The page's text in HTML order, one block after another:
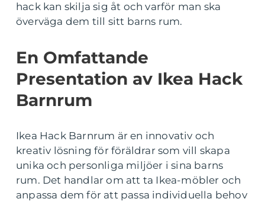
hack kan skilja sig åt och varför man ska
överväga dem till sitt barns rum.
En Omfattande
Presentation av Ikea Hack
Barnrum
Ikea Hack Barnrum är en innovativ och
kreativ lösning för föräldrar som vill skapa
unika och personliga miljöer i sina barns
rum. Det handlar om att ta Ikea-möbler och
anpassa dem för att passa individuella behov